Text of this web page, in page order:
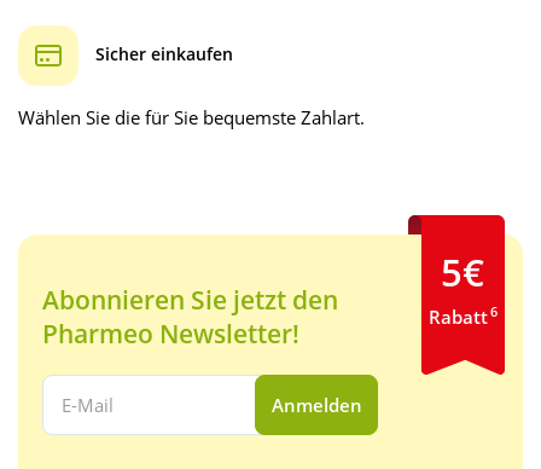
Sicher einkaufen
Wählen Sie die für Sie bequemste Zahlart.
Abonnieren Sie jetzt den
Pharmeo Newsletter!
Ihre E-Mail Adresse:
Anmelden
5€
Rabatt6